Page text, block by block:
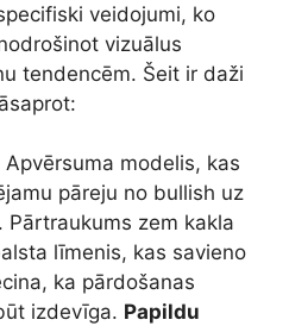
veidojumi, ko
vizuālus
tendencēm. Šeit ir daži
Apvērsuma modelis, kas
pāreju no bullish uz
Pārtraukums zem kakla
līmenis, kas savieno
ka pārdošanas
izdevīga. Papildu